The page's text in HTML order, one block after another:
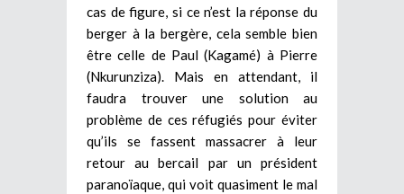
cas de figure, si ce n’est la réponse du
berger à la bergère, cela semble bien
être celle de Paul (Kagamé) à Pierre
(Nkurunziza). Mais en attendant, il
faudra trouver une solution au
problème de ces réfugiés pour éviter
qu’ils se fassent massacrer à leur
retour au bercail par un président
paranoïaque, qui voit quasiment le mal